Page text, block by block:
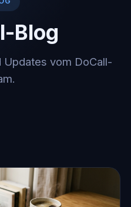
Blog
Updates vom DoCall-